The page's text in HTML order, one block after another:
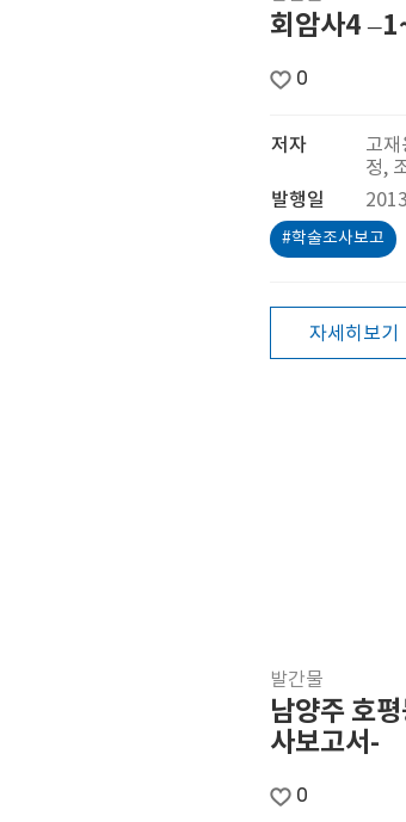
회암사4
0
저자
고재
정,
발행일
#학술조사보고
자세히보기
발간물
남양주 호
사보고서-
0